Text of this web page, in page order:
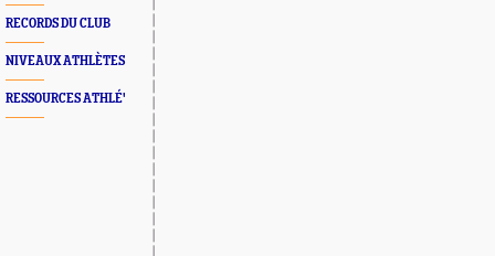
RECORDS DU CLUB
NIVEAUX ATHLÈTES
RESSOURCES ATHLÉ'